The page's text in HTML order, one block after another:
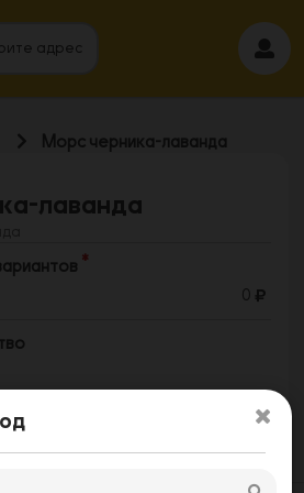
адрес
Морс черника-лаванда
лаванда
0